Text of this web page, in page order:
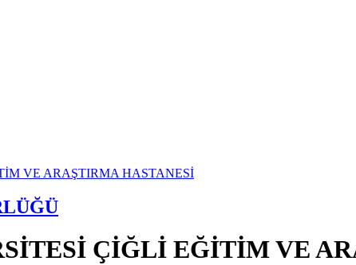
ÇİĞLİ EĞİTİM VE